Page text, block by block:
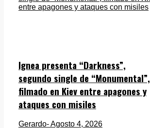
Ignea presenta “Darkness”,
segundo single de “Monumental”,
filmado en Kiev entre apagones y
ataques con misiles
Gerardo- Agosto 4, 2026